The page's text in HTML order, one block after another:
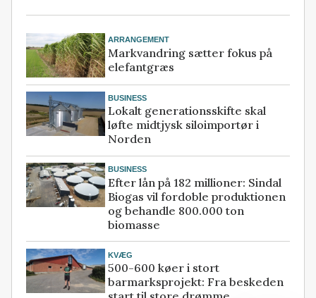
ARRANGEMENT
Markvandring sætter fokus på
elefantgræs
BUSINESS
Lokalt generationsskifte skal
løfte midtjysk siloimportør i
Norden
BUSINESS
Efter lån på 182 millioner: Sindal
Biogas vil fordoble produktionen
og behandle 800.000 ton
biomasse
KVÆG
500-600 køer i stort
barmarksprojekt: Fra beskeden